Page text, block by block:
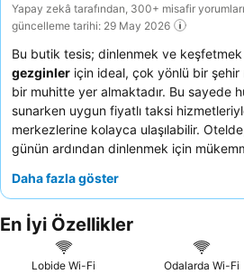
Yapay zekâ tarafından, 300+ misafir
güncelleme tarihi: 29 May 2026
Bu butik tesis; dinlenmek ve
gezginler için ideal, çok yönlü bir
bir muhitte yer almaktadır. Bu sayede
sunarken uygun fiyatlı taksi
merkezlerine kolayca ulaşılabilir.
günün ardından dinlenmek için
bulunmaktadır. Konuklar, güler yüzlü ve
olağanüstü biromlet istasyonuna
çıkan özelliklerindendir. Daha sakin bir
bahçe manzaralı bir oda talep edebilirler.
Daha fazla göster
En İyi Özellikler
Lobide Wi-Fi Odalarda Wi-Fi